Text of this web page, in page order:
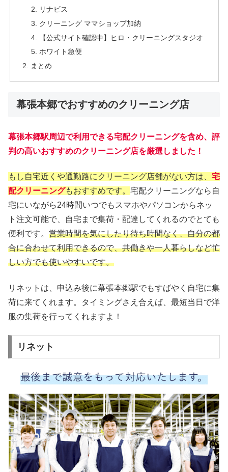
リナビス
クリーニング ママショップ加納
【公式サイト確認中】ヒロ・クリーニングスタジオ
ホワイト急便
まとめ
幕張本郷でおすすめのクリーニング店
幕張本郷駅周辺で利用できる宅配クリーニングを含め、評
判の高いおすすめのクリーニング店を厳選しました！
もし自宅近くや通勤路にクリーニング店舗がない方は、 宅
配クリーニングもおすすめです。 宅配クリーニングなら自
宅にいながら24時間いつでもスマホやパソコンからネッ
ト注文可能で、自宅まで集荷・配達してくれるのでとても
便利です。 営業時間を気にしたり待ち時間なく、自分の都
合に合わせて利用できるので、共働きや一人暮らしなど忙
しい方でも使いやすいです。
リネットは、申込み後に幕張本郷駅でもすばやく自宅に集
荷に来てくれます。タイミングさえ合えば、最短当日で洋
服の集荷を行ってくれますよ！
リネット